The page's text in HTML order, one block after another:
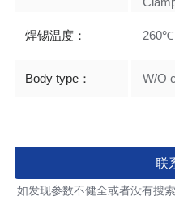
焊锡温度： 260℃
Body type： W/O
联
如发现参数不健全或者没有搜